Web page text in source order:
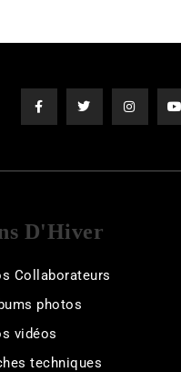
D'Hiver
Collaborateurs
photos
vidéos
techniques